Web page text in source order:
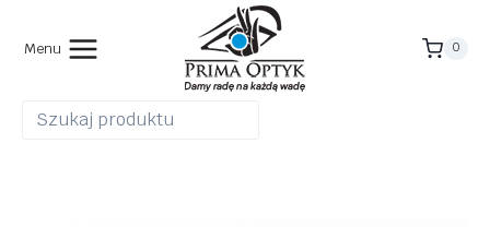
Menu 0